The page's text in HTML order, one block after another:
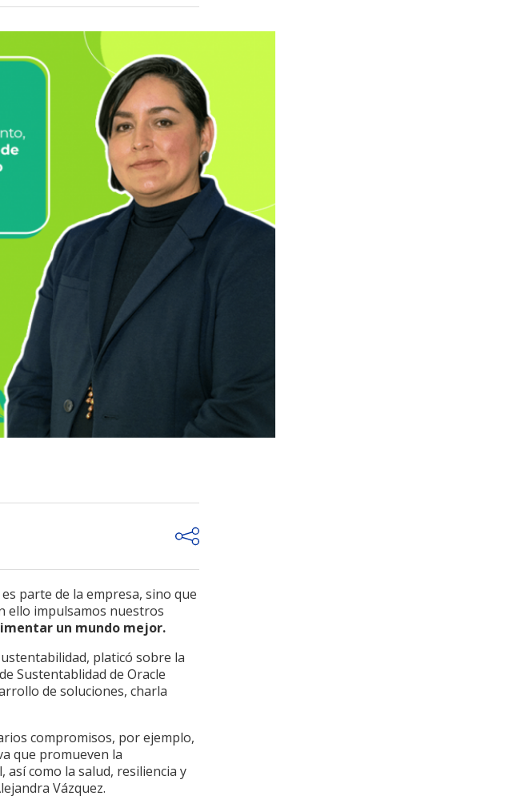
parte de la empresa, sino que
ello impulsamos nuestros
un mundo mejor.
platicó sobre la
Sustentablidad de Oracle
de soluciones, charla
compromisos, por ejemplo,
que promueven la
así como la salud, resiliencia y
Vázquez.